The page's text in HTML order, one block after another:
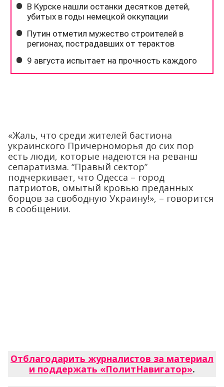
«Жаль, что среди жителей бастиона
украинского Причерноморья до сих пор
есть люди, которые надеются на реванш
сепаратизма. “Правый сектор”
подчеркивает, что Одесса – город
патриотов, омытый кровью преданных
борцов за свободную Украину!», – говорится
в сообщении.
Отблагодарить журналистов за материал
и поддержать «ПолитНавигатор».